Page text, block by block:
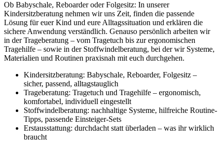
Ob Babyschale, Reboarder oder Folgesitz: In unserer
Kindersitzberatung nehmen wir uns Zeit, finden die passende
Lösung für euer Kind und eure Alltagssituation und erklären die
sichere Anwendung verständlich. Genauso persönlich arbeiten wir
in der Trageberatung – vom Tragetuch bis zur ergonomischen
Tragehilfe – sowie in der Stoffwindelberatung, bei der wir Systeme,
Materialien und Routinen praxisnah mit euch durchgehen.
Kindersitzberatung: Babyschale, Reboarder, Folgesitz –
sicher, passend, alltagstauglich
Trageberatung: Tragetuch und Tragehilfe – ergonomisch,
komfortabel, individuell eingestellt
Stoffwindelberatung: nachhaltige Systeme, hilfreiche Routine-
Tipps, passende Einsteiger-Sets
Erstausstattung: durchdacht statt überladen – was ihr wirklich
braucht